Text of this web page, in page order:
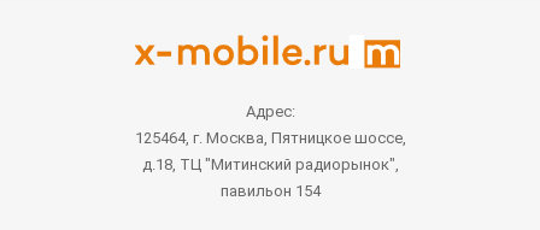
Адрес:
125464, г. Москва, Пятницкое шоссе,
д.18, ТЦ "Митинский радиорынок",
павильон 154